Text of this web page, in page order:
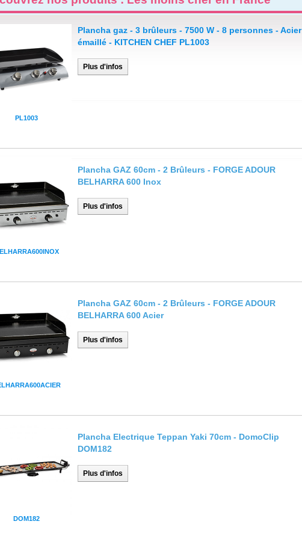
PL1003
Plancha gaz - 3 brûleurs - 7500 W - 8 personnes - Acier
émaillé - KITCHEN CHEF PL1003
Plus d'infos
Plancha GAZ 60cm - 2 Brûleurs - FORGE ADOUR
BELHARRA 600 Inox
Plus d'infos
Plancha GAZ 60cm - 2 Brûleurs - FORGE ADOUR
BELHARRA 600 Acier
Plus d'infos
DOM182
Plancha Electrique Teppan Yaki 70cm - DomoClip
DOM182
Plus d'infos